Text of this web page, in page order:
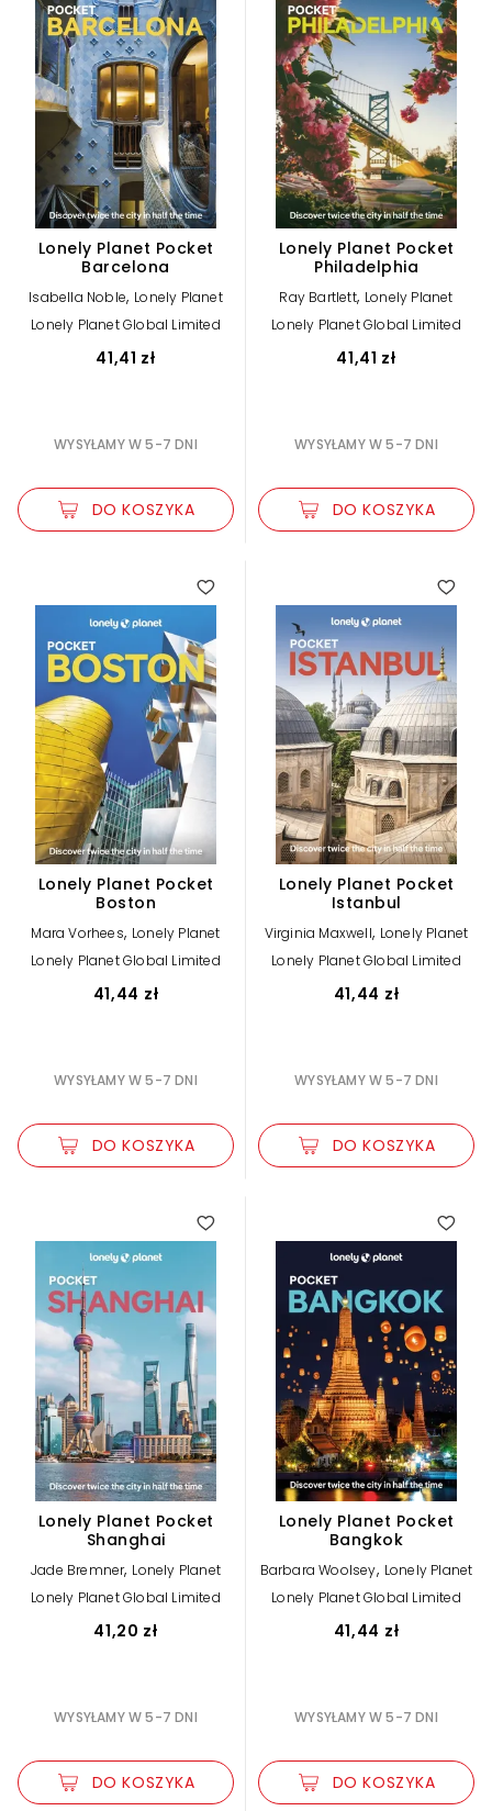
Lonely Planet Pocket
Barcelona
Isabella Noble, Lonely Planet
Lonely Planet Global Limited
41,41 zł
WYSYŁAMY W 5-7 DNI
DO KOSZYKA
Lonely Planet Pocket
Philadelphia
Ray Bartlett, Lonely Planet
Lonely Planet Global Limited
41,41 zł
WYSYŁAMY W 5-7 DNI
DO KOSZYKA
Lonely Planet Pocket
Boston
Mara Vorhees, Lonely Planet
Lonely Planet Global Limited
41,44 zł
WYSYŁAMY W 5-7 DNI
DO KOSZYKA
Lonely Planet Pocket
Istanbul
Virginia Maxwell, Lonely Planet
Lonely Planet Global Limited
41,44 zł
WYSYŁAMY W 5-7 DNI
DO KOSZYKA
Lonely Planet Pocket
Shanghai
Jade Bremner, Lonely Planet
Lonely Planet Global Limited
41,20 zł
WYSYŁAMY W 5-7 DNI
DO KOSZYKA
Lonely Planet Pocket
Bangkok
Barbara Woolsey, Lonely Planet
Lonely Planet Global Limited
41,44 zł
WYSYŁAMY W 5-7 DNI
DO KOSZYKA